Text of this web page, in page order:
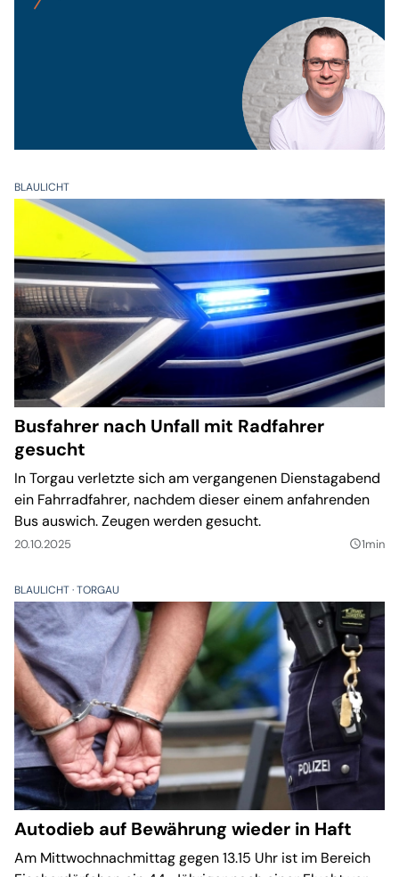
BLAULICHT
Busfahrer nach Unfall mit Radfahrer
gesucht
In Torgau verletzte sich am vergangenen Dienstagabend
ein Fahrradfahrer, nachdem dieser einem anfahrenden
Bus auswich. Zeugen werden gesucht.
20.10.2025 query_builder1min
BLAULICHT TORGAU
Autodieb auf Bewährung wieder in Haft
Am Mittwochnachmittag gegen 13.15 Uhr ist im Bereich